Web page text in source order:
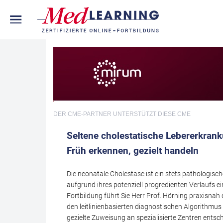
DER CME-PARTNER UNTERSTÜTZT DIESE CME
Seltene cholestatische
Früh erkennen, gezielt handeln
Die neonatale Cholestase ist ein stets
aufgrund ihres potenziell progredienten Verlaufs
Fortbildung führt Sie Herr Prof. Hörning
den leitlinienbasierten diagnostischen
gezielte Zuweisung an spezialisierte Zentren